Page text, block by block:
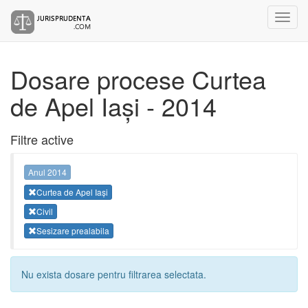
Dosare procese Curtea
de Apel Iași - 2014
Filtre active
Anul 2014
Curtea de Apel Iași
Civil
Sesizare prealabila
Nu exista dosare pentru filtrarea selectata.